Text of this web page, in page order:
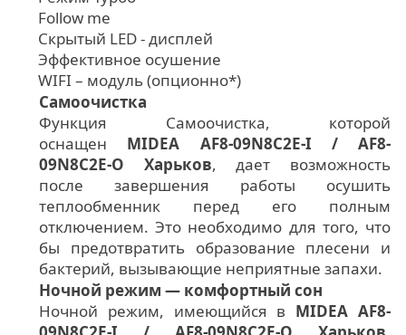
Follow me
Скрытый LED - дисплей
Эффективное осушение
WIFI – модуль (опционно*)
Самоочистка
Функция Самоочистка, которой
оснащен MIDEA AF8-09N8C2E-I / AF8-
09N8C2E-O Харьков, дает возможность
после завершения работы осушить
теплообменник перед его полным
отключением. Это необходимо для того, что
бы предотвратить образование плесени и
бактерий, вызывающие неприятные запахи.
Ночной режим — комфортный сон
Ночной режим, имеющийся в MIDEA AF8-